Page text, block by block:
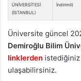
ÜNİVERSİTESİ
(İSTANBUL)
İndirimli)
Üniversite güncel
Demiroğlu Bilim
linklerden istediğiniz
ulaşabilirsiniz.